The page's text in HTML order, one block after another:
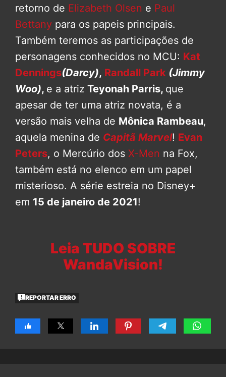
retorno de Elizabeth Olsen e Paul
Bettany para os papeis principais.
Também teremos as participações de
personagens conhecidos no MCU: Kat
Dennings(Darcy), Randall Park (Jimmy
Woo), e a atriz Teyonah Parris, que
apesar de ter uma atriz novata, é a
versão mais velha de Mônica Rambeau,
aquela menina de Capitã Marvel! Evan
Peters, o Mercúrio dos X-Men na Fox,
também está no elenco em um papel
misterioso. A série estreia no Disney+
em 15 de janeiro de 2021!
Leia TUDO SOBRE
WandaVision!
REPORTAR ERRO